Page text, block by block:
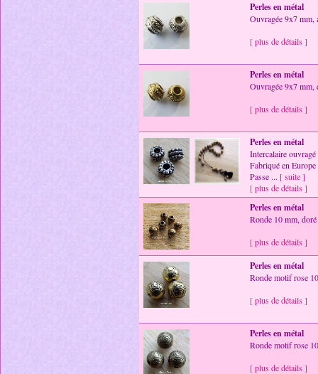
Perles en métal
Ouvragée 9x7 mm,
[ plus de détails ]
Perles en métal
Ouvragée 9x7 mm,
[ plus de détails ]
Perles en métal
Intercalaire
Fabriqué en Europe
Passe ... [ suite ]
[ plus de détails ]
Perles en métal
Ronde 10 mm,
[ plus de détails ]
Perles en métal
Ronde motif rose
[ plus de détails ]
Perles en métal
Ronde motif rose
[ plus de détails ]